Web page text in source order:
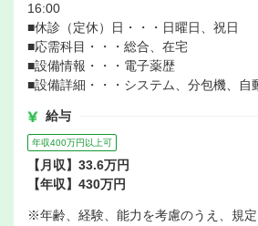
16:00
■休診（定休）日・・・日曜日、祝日
■応需科目・・・総合、在宅
■設備情報・・・電子薬歴
■設備詳細・・・システム、分包機、自
給与
年収400万円以上可
【月収】33.6万円
【年収】430万円
※年齢、経験、能力を考慮のうえ、規定